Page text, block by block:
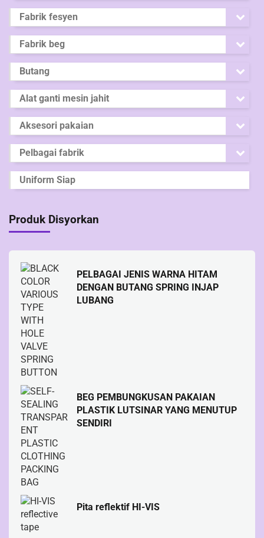
Fabrik fesyen
Fabrik beg
Butang
Alat ganti mesin jahit
Aksesori pakaian
Pelbagai fabrik
Uniform Siap
Produk Disyorkan
PELBAGAI JENIS WARNA HITAM
DENGAN BUTANG SPRING INJAP
LUBANG
BEG PEMBUNGKUSAN PAKAIAN
PLASTIK LUTSINAR YANG MENUTUP
SENDIRI
Pita reflektif HI-VIS